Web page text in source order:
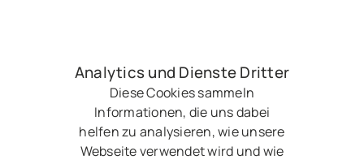
Analytics und Dienste Dritter
Diese Cookies sammeln
Informationen, die uns dabei
helfen zu analysieren, wie unsere
Webseite verwendet wird und wie